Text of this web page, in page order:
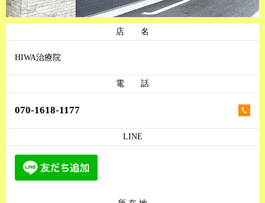
店 名
HIWA治療院
電 話
070-1618-1177
LINE